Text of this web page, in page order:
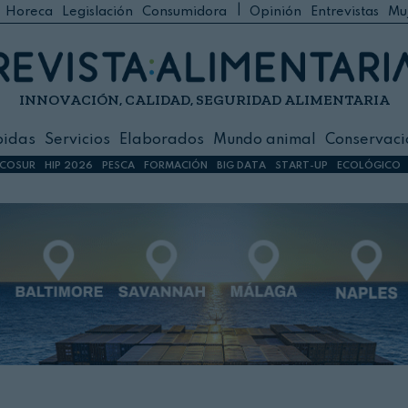
Horeca Legislación Consumidora Opinión Entrevistas
INNOVACIÓN, CALIDAD, SEGURIDAD ALIMENTARIA
Servicios Elaborados Mundo animal
Foodservice
primas
HIP 2026 PESCA FORMACIÓN BIG DATA START-UP ECOLÓGICO